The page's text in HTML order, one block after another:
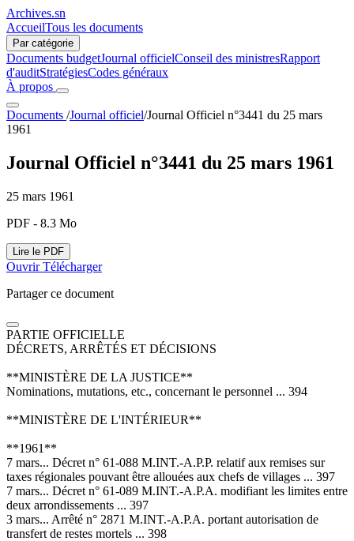
Archives.sn
AccueilTous les documents
Par catégorie
Documents budgetJournal officielConseil des ministresRapport
d'auditStratégiesCodes généraux
À propos
Documents /Journal officiel/Journal Officiel n°3441 du 25 mars
1961
Journal Officiel n°3441 du 25 mars 1961
25 mars 1961
PDF - 8.3 Mo
Lire le PDF
OuvrirTélécharger
Partager ce document
PARTIE OFFICIELLE
DÉCRETS, ARRÊTÉS ET DÉCISIONS
**MINISTÈRE DE LA JUSTICE**
Nominations, mutations, etc., concernant le personnel ... 394
**MINISTÈRE DE L'INTÉRIEUR**
**1961**
7 mars... Décret n° 61-088 M.INT.-A.P.P. relatif aux remises sur
taxes régionales pouvant être allouées aux chefs de villages ... 397
7 mars... Décret n° 61-089 M.INT.-A.P.A. modifiant les limites entre
deux arrondissements ... 397
3 mars... Arrêté n° 2871 M.INT.-A.P.A. portant autorisation de
transfert de restes mortels ... 398